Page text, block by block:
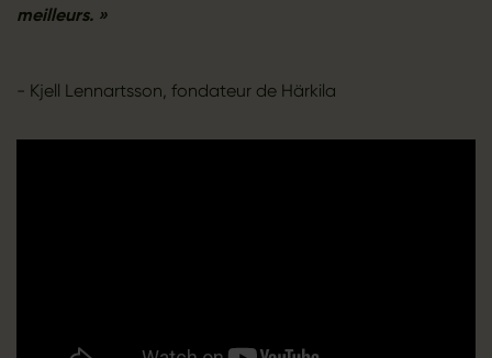
meilleurs. »
- Kjell Lennartsson, fondateur de Härkila